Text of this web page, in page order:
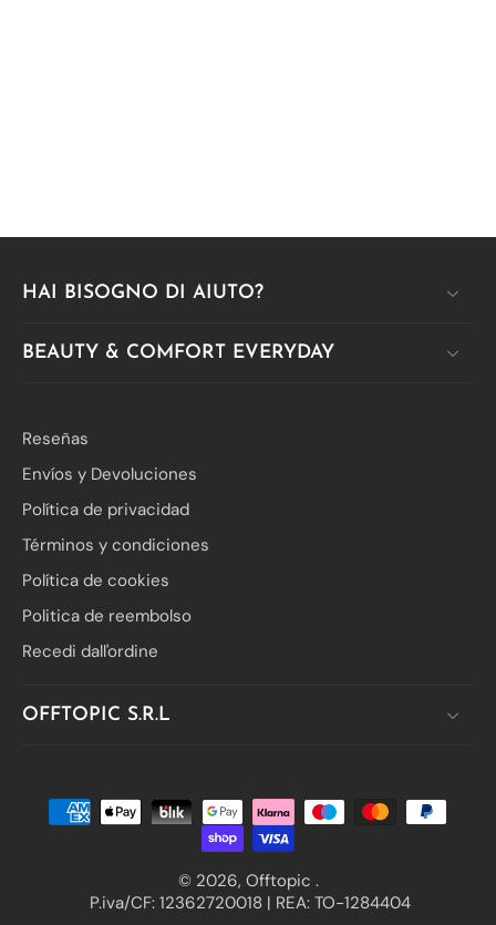
HAI BISOGNO DI AIUTO?
BEAUTY & COMFORT EVERYDAY
Reseñas
Envíos y Devoluciones
Política de privacidad
Términos y condiciones
Política de cookies
Politica de reembolso
Recedi dall'ordine
OFFTOPIC S.R.L
© 2026, Offtopic .
P.iva/CF: 12362720018 | REA: TO-1284404